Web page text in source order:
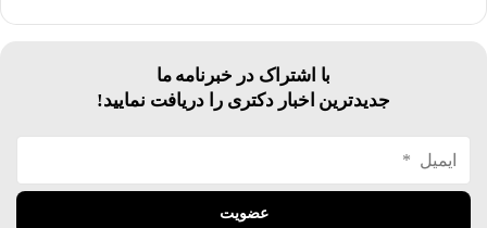
با اشتراک در خبرنامه ما
جدیدترین اخبار دکتری را دریافت نمایید!